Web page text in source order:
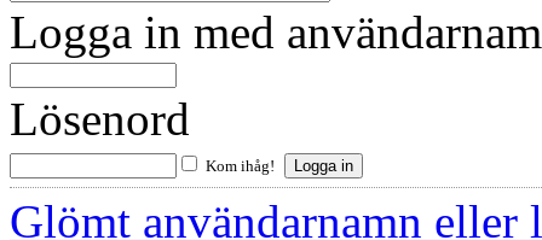
Logga in med
Lösenord
Kom ihåg!
Glömt användarnamn eller